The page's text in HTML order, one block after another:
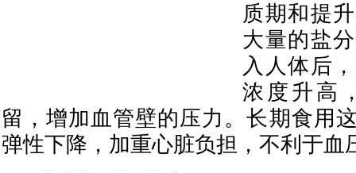
质期和提
大量的盐
入人体后
浓度升高
留，增加血管壁的压力。长期食用
弹性下降，加重心脏负担，不利于血